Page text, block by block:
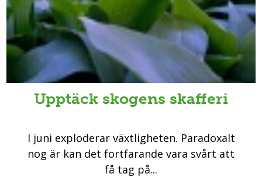
Upptäck skogens skafferi
I juni exploderar växtligheten. Paradoxalt
nog är kan det fortfarande vara svårt att
få tag på...